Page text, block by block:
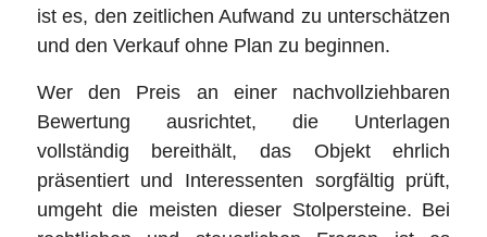
ist es, den zeitlichen Aufwand zu unterschätzen
und den Verkauf ohne Plan zu beginnen.
Wer den Preis an einer nachvollziehbaren
Bewertung ausrichtet, die Unterlagen
vollständig bereithält, das Objekt ehrlich
präsentiert und Interessenten sorgfältig prüft,
umgeht die meisten dieser Stolpersteine. Bei